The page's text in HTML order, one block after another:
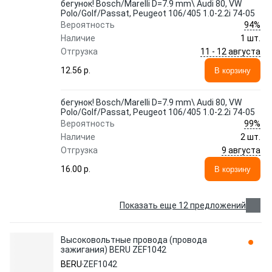
бегунок! Bosch/Marelli D=7.9 mm\ Audi 80, VW
Polo/Golf/Passat, Peugeot 106/405 1.0-2.2i 74-05
Вероятность
94%
Наличие
1 шт.
Отгрузка
11 - 12 августа
12.56 p.
В корзину
бегунок! Bosch/Marelli D=7.9 mm\ Audi 80, VW
Polo/Golf/Passat, Peugeot 106/405 1.0-2.2i 74-05
Вероятность
99%
Наличие
2 шт.
Отгрузка
9 августа
16.00 p.
В корзину
Показать еще 12 предложений
Высоковольтные провода (провода
зажигания) BERU ZEF1042
BERU ZEF1042